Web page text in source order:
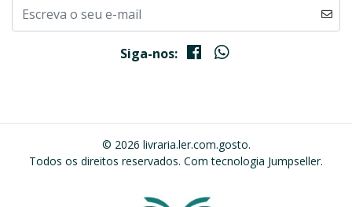
Siga-nos:
© 2026 livraria.ler.com.gosto.
Todos os direitos reservados. Com tecnologia Jumpseller.